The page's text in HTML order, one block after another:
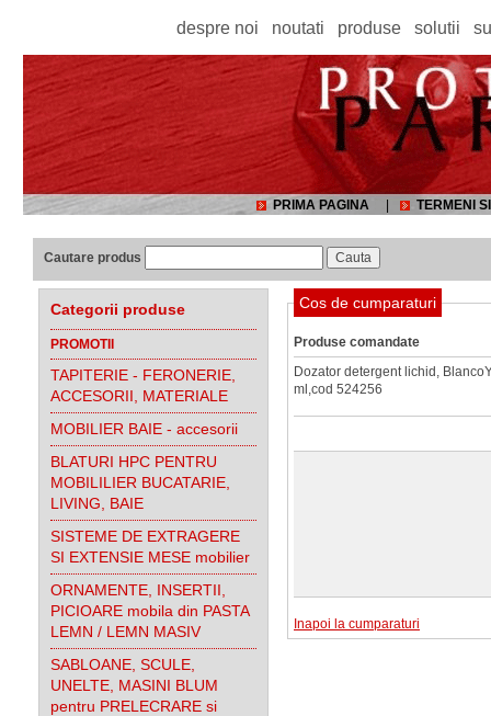
despre noi noutati produse solutii
PRIMA PAGINA TERMENI
Cautare produs
Categorii produse
PROMOTII
TAPITERIE - FERONERIE,
ACCESORII, MATERIALE
MOBILIER BAIE - accesorii
BLATURI HPC PENTRU
MOBILILIER BUCATARIE,
LIVING, BAIE
SISTEME DE EXTRAGERE
SI EXTENSIE MESE mobilier
ORNAMENTE, INSERTII,
PICIOARE mobila din PASTA
LEMN / LEMN MASIV
SABLOANE, SCULE,
UNELTE, MASINI BLUM
pentru PRELECRARE si
Cos de cumparaturi
Produse comandate
Dozator detergent lichid,
ml,cod 524256
Inapoi la cumparaturi